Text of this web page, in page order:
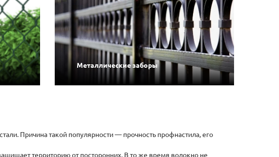
Металлические заборы
Причина такой популярности — прочность профнастила, его
территорию от посторонних. В то же время волокно не